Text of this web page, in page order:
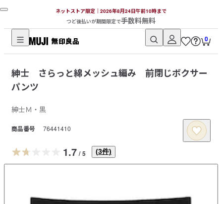
ネットストア限定｜2026年8月24日午前10時まで
つど後払いが期間限定で手数料無料
無
品
ッ
ト
ア
0
紳士 さらっと綿メッシュ編み 前閉じボクサー
パンツ
紳士Ｍ・黒
商品番号 76441410
1.7 / 5 (3件)